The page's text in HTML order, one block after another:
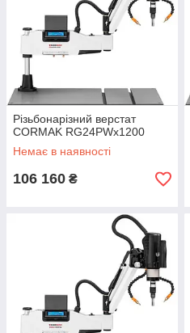
Різьбонарізний верстат
CORMAK RG24PWx1200
Немає в наявності
106 160 ₴